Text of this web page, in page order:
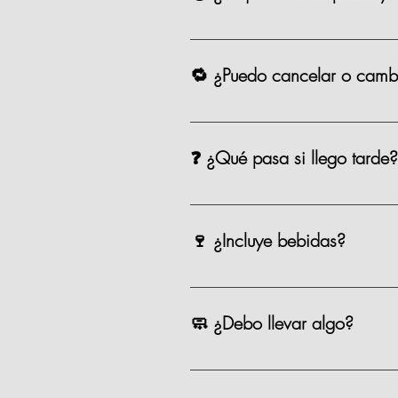
Las clases comienzan
🔁 ¿Puedo cancelar o
Sí, puedes cancelar o reagendar
❓ ¿Qué pasa si llego tarde?
Si llegas después de los
🍷 ¿Incluye bebidas?
Incluye una copa de vino o
🧼 ¿Debo llevar algo?
No, tú solo llegas con ganas de